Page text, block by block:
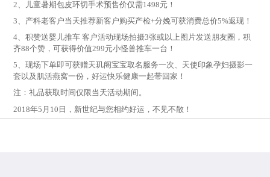
2、儿童暑期包皮环切手术预售价仅需1498元！
3、产科老客户当天推荐新客户购买产检+分娩可获消费总价5%返现！
4、积赞送婴儿推车 客户活动现场拍摄3张或以上图片发送朋友圈，积
齐88个赞，可获得价值299元小怪兽推车一台！
5、现场下单即可获赠天玑阁宝宝取名服务一次、天使印象孕妇摄影一
套以及肌活燕窝一份，好运快乐健康一起带回家！
注：礼品获取时间仅限当天活动期间。
2018年5月10日，新世纪与您相约好运，不见不散！